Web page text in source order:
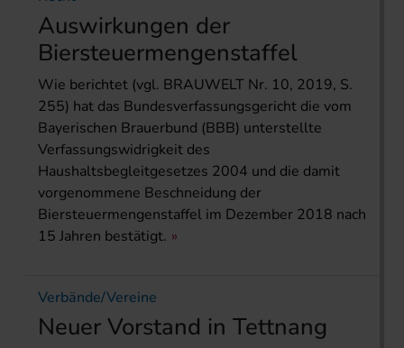
Auswirkungen der
Biersteuermengenstaffel
Wie berichtet (vgl. BRAUWELT Nr. 10, 2019, S.
255) hat das Bundesverfassungsgericht die vom
Bayerischen Brauerbund (BBB) unterstellte
Verfassungswidrigkeit des
Haushaltsbegleitgesetzes 2004 und die damit
vorgenommene Beschneidung der
Biersteuermengenstaffel im Dezember 2018 nach
15 Jahren bestätigt.
Verbände/Vereine
Neuer Vorstand in Tettnang